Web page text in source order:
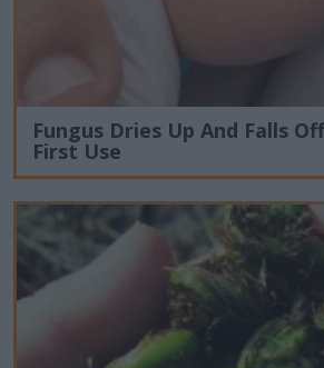
Fungus Dries Up And Falls
First Use